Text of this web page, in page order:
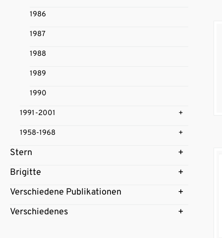
1986
1987
1988
1989
1990
1991-2001
1958-1968
Stern
Brigitte
Verschiedene Publikationen
Verschiedenes